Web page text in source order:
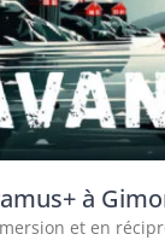
à
et en